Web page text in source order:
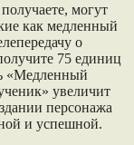
могут
как медленный
о
75 единиц
«Медленный
увеличит
персонажа
и успешной.